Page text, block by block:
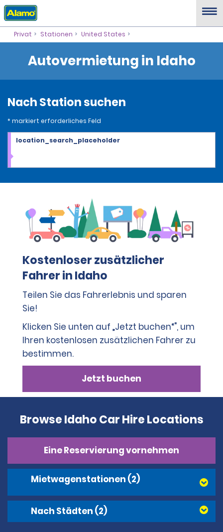
Privat Stationen United States
Autovermietung in Idaho
Nach Station suchen
* markiert erforderliches Feld
location_search_placeholder
Kostenloser zusätzlicher
Fahrer in Idaho
Teilen Sie das Fahrerlebnis und sparen
Sie!
Klicken Sie unten auf „Jetzt buchen“", um
Ihren kostenlosen zusätzlichen Fahrer zu
bestimmen.
Jetzt buchen
Browse Idaho Car Hire Locations
Eine Reservierung vornehmen
Mietwagenstationen (2)
Nach Städten (2)